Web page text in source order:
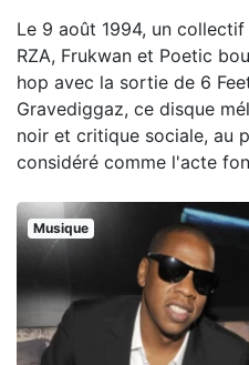
Le 9 août 1994, un
RZA, Frukwan et Poetic
hop avec la sortie de 6
Gravediggaz, ce disque
noir et critique sociale, au
considéré comme l'acte
Musique